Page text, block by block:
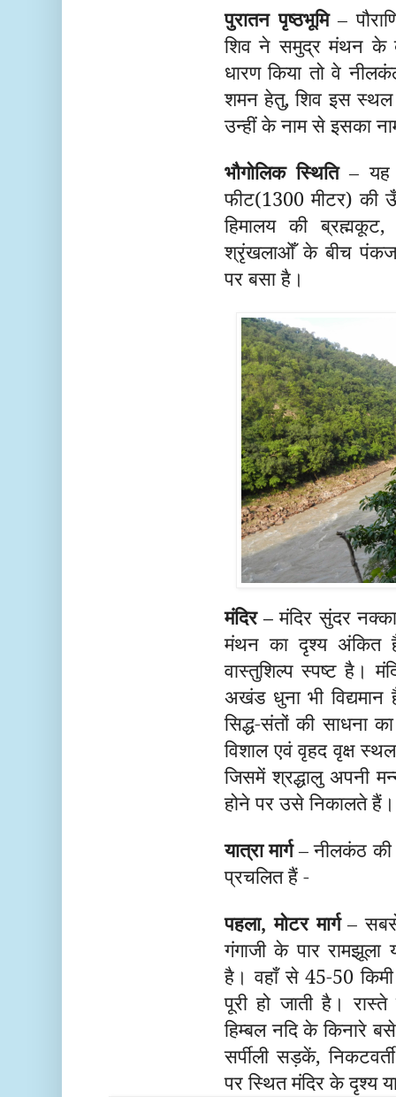
पुरातन पृष्ठभूमि–
शिव ने समुद्र मंथन के
धारण किया तो वे
शमन हेतु, शिव इस स्थल
उन्हीं के नाम से इसका
भौगोलिक स्थिति– यह
फीट(1300 मीटर) की
हिमालय की
श्रृंखलाओँ के बीच
पर बसा है।
मंदिर –मंदिर सुंदर
मंथन का दृश्य अंकित
वास्तुशिल्प स्पष्ट है।
अखंड धुना भी
सिद्ध-संतों की साधना
विशाल एवं वृहद वृक्ष
जिसमें श्रद्धालु अपनी
होने पर उसे निकालते हैं।
यात्रा मार्ग– नीलकंठ की
प्रचलित हैं -
पहला, मोटर मार्ग–
गंगाजी के पार रामझूला
है। वहाँ से 45-50
पूरी हो जाती है।
हिम्बल नदि के किनारे
सर्पीली सड़कें,
पर स्थित मंदिर के दृश्य